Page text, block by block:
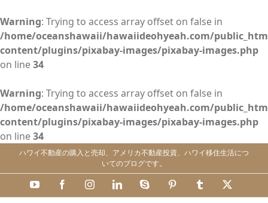
Warning: Trying to access array offset on false in
/home/oceanshawaii/hawaiideohyeah.com/
content/plugins/pixabay-images/pixabay-images.php
on line34
Warning: Trying to access array offset on false in
/home/oceanshawaii/hawaiideohyeah.com/
content/plugins/pixabay-images/pixabay-images.php
on line34
content
ハワイ不動産の購入と売却、アメリカ不動産投資、ハワイ移住生活につ
いてのブログです。
YouTube FacebookInstagramLinkedInSkype Pinterest Tumblr